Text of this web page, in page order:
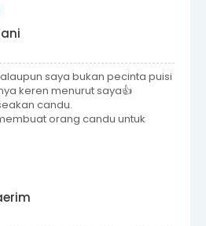
saya bukan pecinta puisi
keren menurut saya👍
candu.
orang candu untuk